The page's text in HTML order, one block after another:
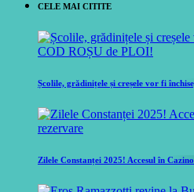
CELE MAI CITITE
Școlile, grădinițele și creșele vor fi
Zilele Constanței 2025! Accesul în